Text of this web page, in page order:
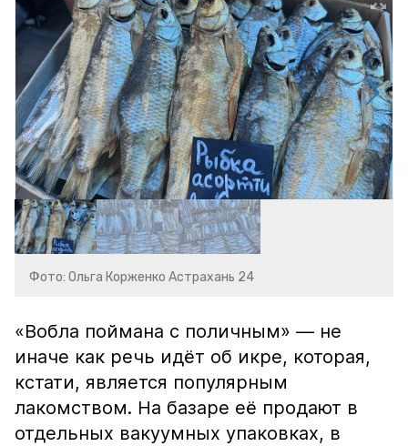
Фото: Ольга Корженко Астрахань 24
«Вобла поймана с поличным» — не
иначе как речь идёт об икре, которая,
кстати, является популярным
лакомством. На базаре её продают в
отдельных вакуумных упаковках, в